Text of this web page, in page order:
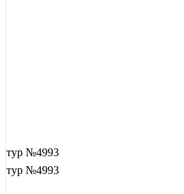
тур №4993
тур №4993